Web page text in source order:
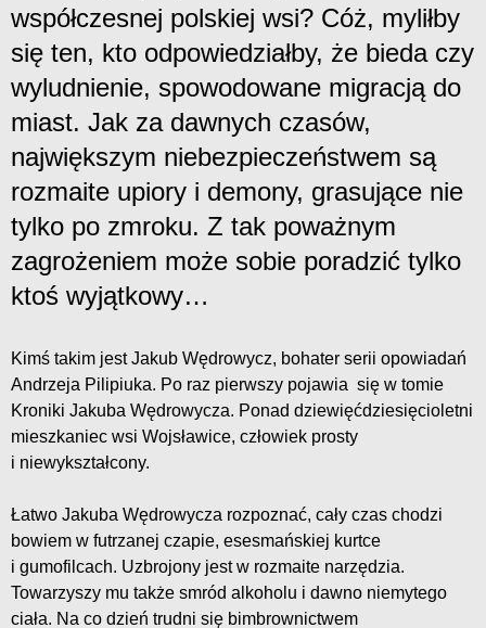
współczesnej polskiej wsi? Cóż, myliłby
się ten, kto odpowiedziałby, że bieda czy
wyludnienie, spowodowane migracją do
miast. Jak za dawnych czasów,
największym niebezpieczeństwem są
rozmaite upiory i demony, grasujące nie
tylko po zmroku. Z tak poważnym
zagrożeniem może sobie poradzić tylko
ktoś wyjątkowy…
Kimś takim jest Jakub Wędrowycz, bohater serii opowiadań
Andrzeja Pilipiuka. Po raz pierwszy pojawia się w tomie
Kroniki Jakuba Wędrowycza. Ponad dziewięćdziesięcioletni
mieszkaniec wsi Wojsławice, człowiek prosty
i niewykształcony.
Łatwo Jakuba Wędrowycza rozpoznać, cały czas chodzi
bowiem w futrzanej czapie, esesmańskiej kurtce
i gumofilcach. Uzbrojony jest w rozmaite narzędzia.
Towarzyszy mu także smród alkoholu i dawno niemytego
ciała. Na co dzień trudni się bimbrownictwem